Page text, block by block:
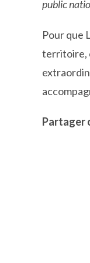
public
Pour que
territoire,
Partager